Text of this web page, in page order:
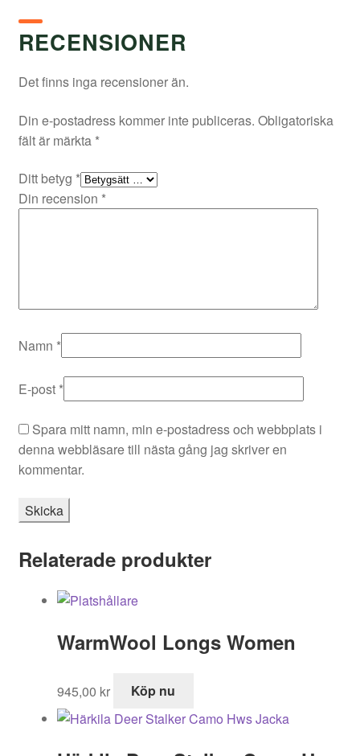
RECENSIONER
Det finns inga recensioner än.
Din e-postadress kommer inte publiceras. Obligatoriska
fält är märkta *
Ditt betyg *
Din recension *
Namn *
E-post *
Spara mitt namn, min e-postadress och webbplats i
denna webbläsare till nästa gång jag skriver en
kommentar.
Relaterade produkter
WarmWool Longs Women
945,00 kr Köp nu